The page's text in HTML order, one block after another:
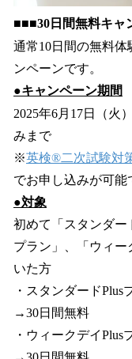
■■■30日間無料キャ
通常10日間の無料体
ンペーンです。
●キャンペーン期間
2025年6月17日（火
みまで
※英検®二次試験対
でお申し込みが可能
●対象
初めて「スタンダー
プラン」、「ウィ
いた方
・スタンダード
→30日間無料
・ウィークデイ